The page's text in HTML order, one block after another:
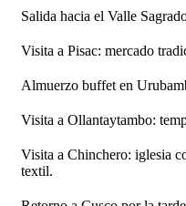
Salida hacia el Valle
Visita a Pisac: mercado
Almuerzo buffet en
Visita a Ollantaytambo:
Visita a Chinchero: iglesia
textil.